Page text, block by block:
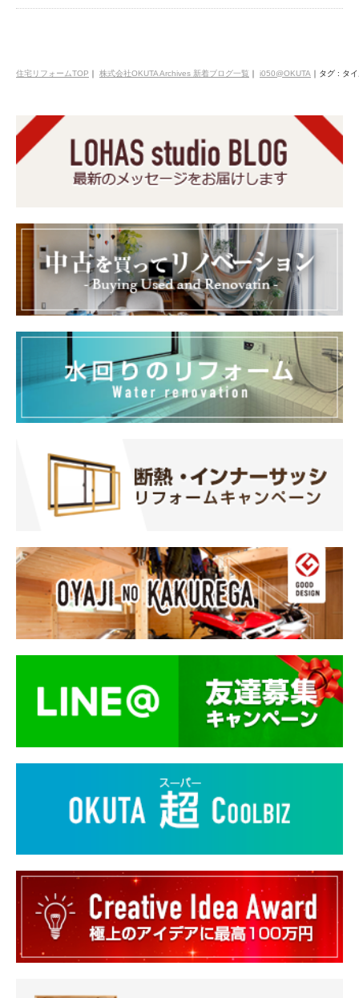
住宅リフォームTOP ｜ 株式会社OKUTA Archives 新着ブログ一覧 ｜ i050@OKUTA ｜ タグ : タ